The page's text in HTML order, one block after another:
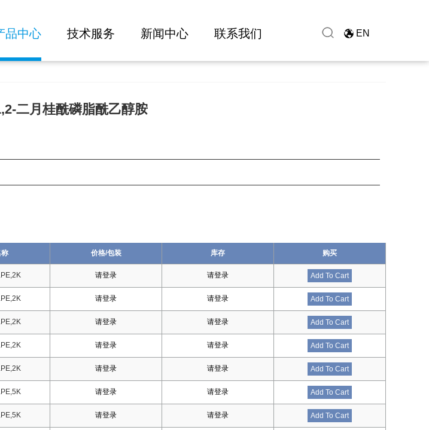
品中心 技术服务 新闻中心 联系我们 EN
二月桂酰磷脂酰乙醇胺
称 价格/包装 库存 购买
请登录 请登录 Add To Cart
请登录 请登录 Add To Cart
请登录 请登录 Add To Cart
请登录 请登录 Add To Cart
请登录 请登录 Add To Cart
请登录 请登录 Add To Cart
请登录 请登录 Add To Cart